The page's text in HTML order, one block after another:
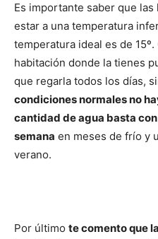
Es importante saber que
estar a una temperatura
temperatura ideal es de
habitación donde la tienes
que regarla todos los días,
condiciones normales no
cantidad de agua basta
semana en meses de frío y
verano.
Por último te comento que